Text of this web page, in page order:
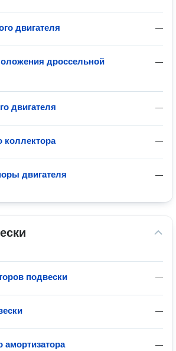
—
двигателя
—
дроссельной
—
двигателя
—
коллектора
—
двигателя
—
подвески
—
—
амортизатора